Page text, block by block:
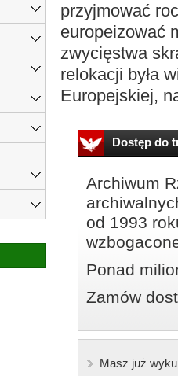
przyjmować
europeizować
zwycięstwa
relokacji była
Europejskiej,
Dostęp do
Archiwum
od 1993
Ponad
Zamów
Masz już